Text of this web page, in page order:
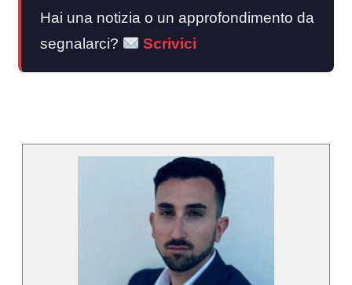
Hai una notizia o un approfondimento da
segnalarci?
Scrivici